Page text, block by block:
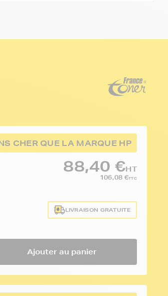
CHER QUE LA MARQUE HP
88,40 €HT
106,08 €TTC
LIVRAISON GRATUITE
Ajouter au panier